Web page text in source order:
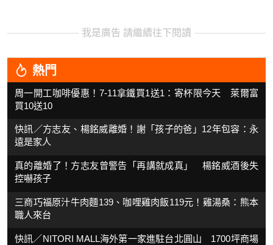
我是廣告 請繼續往下閱讀
熱門
周一開工咖啡優惠！7-11拿鐵買1送1：寄杯限今天 萊爾富
買10送10
快訊／方志友、楊銘威離婚！謝「孩子的爸」12年包容：永
遠是家人
真的離婚了！方志友曾警告「再講就成真」 楊銘威酒後失
控嚇孩子
三商巧福原汁牛肉麵139、咖哩雞肉飯119元！雞湯桑：熊本
職人來台
快訊／NITORI MALL海外第一家進駐台北圓山 1700坪商場